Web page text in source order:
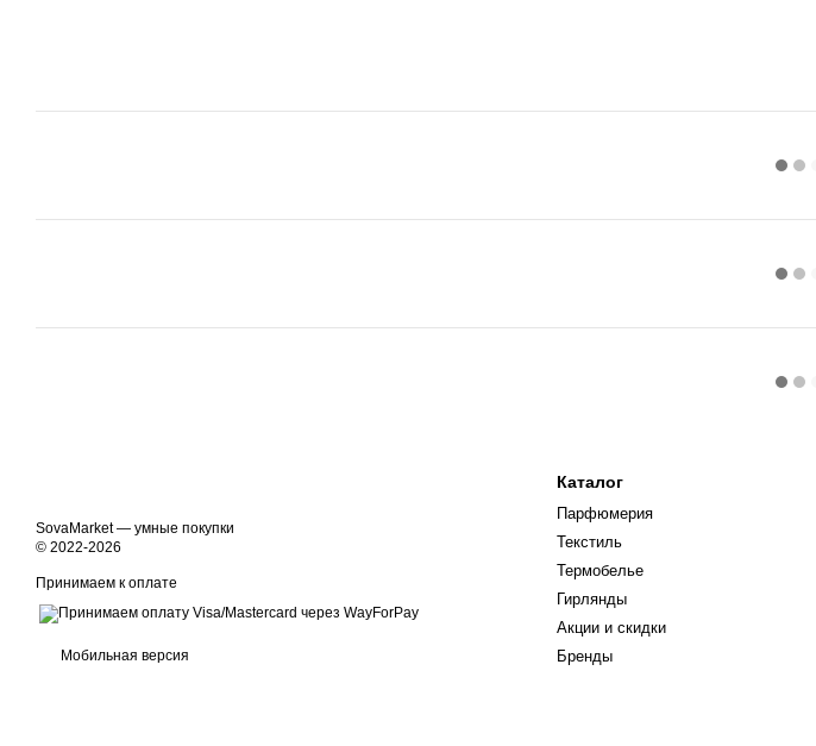
SovaMarket — умные покупки
© 2022-2026
Принимаем к оплате
Мобильная версия
Каталог
Парфюмерия
Текстиль
Термобелье
Гирлянды
Акции и скидки
Бренды